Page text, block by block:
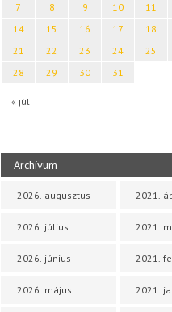
« júl
7
8 9 10 11
14
15 16 17 18
21
22 23 24 25
28
29 30 31
Archívum
2026. augusztus
2026. július
2026. június
2026. május
2021.
2021.
2021.
2021.